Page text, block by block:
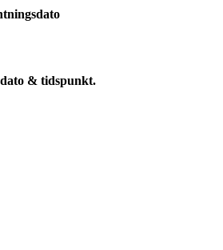
& tidspunkt.